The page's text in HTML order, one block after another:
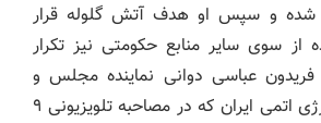
شده و سپس او هدف آتش گلوله قرار
از سوی سایر منابع حکومتی نیز تکرار
عباسی دوانی نماینده مجلس و
رئیس سابق سازمان انرژی اتمی ایران که در مصاحبه تلویزیونی ۹